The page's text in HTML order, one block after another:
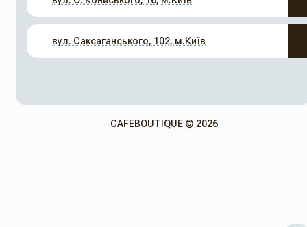
вул. Саксаганського, 102, м.Київ
CAFEBOUTIQUE © 2026